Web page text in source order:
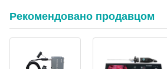
Рекомендовано продавцом